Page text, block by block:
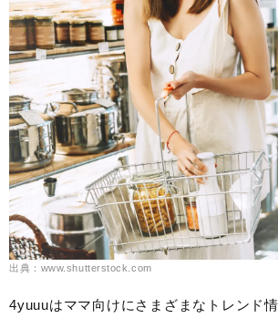
出典：www.shutterstock.com
4yuuuはママ向けにさまざまなトレンド